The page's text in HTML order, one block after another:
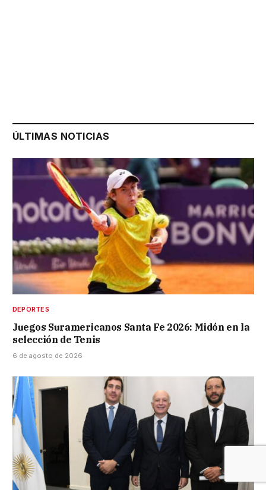
ÚLTIMAS NOTICIAS
DEPORTES
Juegos Suramericanos Santa Fe 2026: Midón en la
selección de Tenis
6 de agosto de 2026